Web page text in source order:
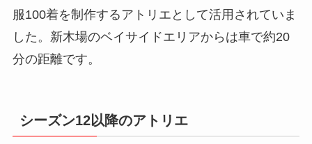
服100着を制作するアトリエとして活用されていま
した。新木場のベイサイドエリアからは車で約20
分の距離です。
シーズン12以降のアトリエ